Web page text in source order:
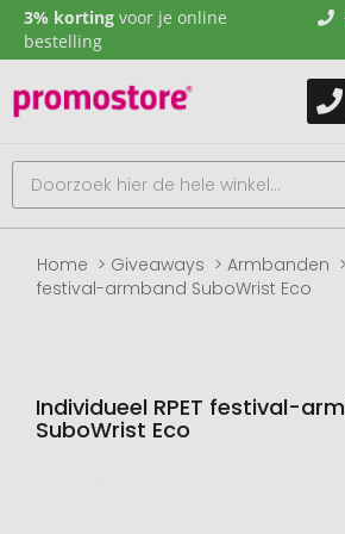
3% korting voor je online
bestelling
Home Giveaways Armbanden
festival-armband SuboWrist Eco
Individueel RPET festival-
SuboWrist Eco